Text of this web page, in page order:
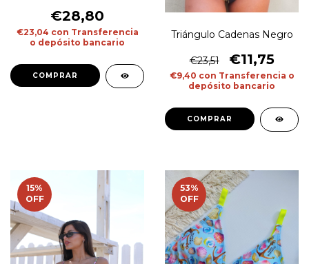
€28,80
€23,04 con Transferencia
o depósito bancario
COMPRAR
Triángulo Cadenas Negro
€23,51 €11,75
€9,40 con Transferencia o
depósito bancario
COMPRAR
15%
OFF
53%
OFF